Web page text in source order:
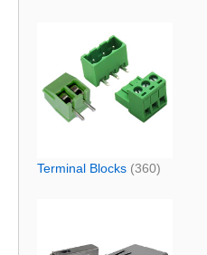
Terminal Blocks (360)